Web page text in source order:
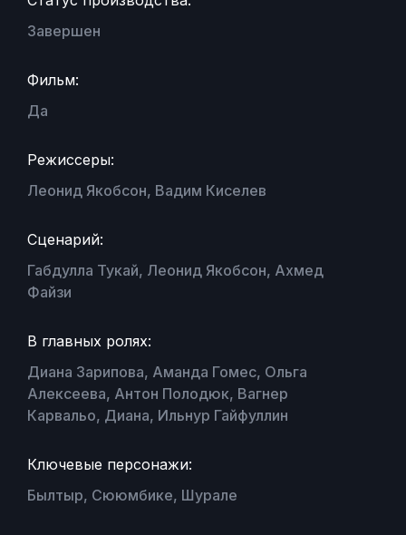
Завершен
Фильм:
Да
Режиссеры:
Леонид Якобсон, Вадим Киселев
Сценарий:
Габдулла Тукай, Леонид Якобсон, Ахмед
Файзи
В главных ролях:
Диана Зарипова, Аманда Гомес, Ольга
Алексеева, Антон Полодюк, Вагнер
Карвальо, Диана, Ильнур Гайфуллин
Ключевые персонажи:
Былтыр, Сююмбике, Шурале